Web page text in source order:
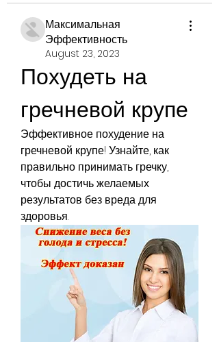
Максимальная
Эффективность
August 23, 2023
Похудеть на
гречневой крупе
Эффективное похудение на
гречневой крупе! Узнайте, как
правильно принимать гречку,
чтобы достичь желаемых
результатов без вреда для
здоровья.